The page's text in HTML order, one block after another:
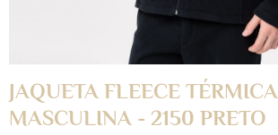
JAQUETA FLEECE TÉRMICA
MASCULINA - 2150 PRETO